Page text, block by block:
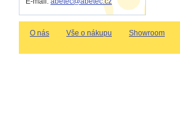
O nás Vše o nákupu Showroom